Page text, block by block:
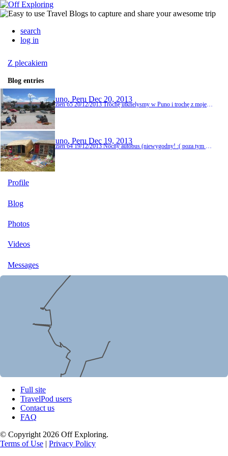
search
log in
Z plecakiem
Blog entries
Puno, Peru Dec 20, 2013
Puno, Peru Dec 19, 2013
Dzien 64 19/12/2013 Nocny autobus (niewygodny! :( poza tym mam za długie nogi!) i o 5 rano byłyśmy w Puno. A o 7 już wyruszyliśmy na wycieczkę łódka po jeziorze Titicaca. Jezioro Titicaca, o powierzchni ok 8370 km2, to drugie największe jezioro w Ameryce Południowej (pierwsze w Wenezueli) i dziewietnaste na swiecie. Polozone jest na 3812 m.n.p.m. (i wysokosc czuc w uszach i glowie) co czyni je największym na świecie jeziorem wysokogorskim! Do ...
Profile
Blog
Photos
Videos
Messages
Full site
TravelPod users
Contact us
FAQ
© Copyright 2026 Off Exploring.
Terms of Use | Privacy Policy